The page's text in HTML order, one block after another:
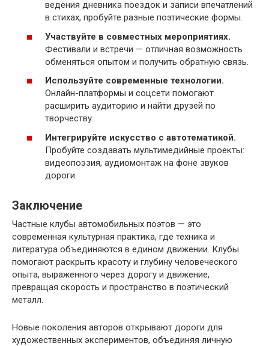
ведения дневника поездок и записи впечатлений
в стихах, пробуйте разные поэтические формы.
Участвуйте в совместных мероприятиях.
Фестивали и встречи — отличная возможность
обменяться опытом и получить обратную связь.
Используйте современные технологии.
Онлайн-платформы и соцсети помогают
расширить аудиторию и найти друзей по
творчеству.
Интегрируйте искусство с автотематикой.
Пробуйте создавать мультимедийные проекты:
видеопоэзия, аудиомонтаж на фоне звуков
дороги.
Заключение
Частные клубы автомобильных поэтов — это
современная культурная практика, где техника и
литература объединяются в едином движении. Клубы
помогают раскрыть красоту и глубину человеческого
опыта, выраженного через дорогу и движение,
превращая скорость и пространство в поэтический
металл.
Новые поколения авторов открывают дороги для
художественных экспериментов, объединяя личную